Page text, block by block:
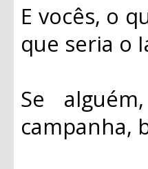
E vocês, o
que seria o
Se
campanha,